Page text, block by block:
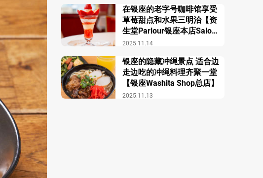
2025.11.14
在银座的老字号咖啡馆享受
草莓甜点和水果三明治【资
生堂Parlour银座本店Salon
de Café】
2025.11.13
银座的隐藏冲绳景点 适合边
走边吃的冲绳料理齐聚一堂
【银座Washita Shop总店】